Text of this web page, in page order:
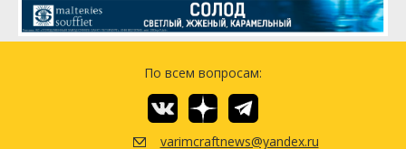
По всем вопросам:
varimcraftnews@yandex.ru